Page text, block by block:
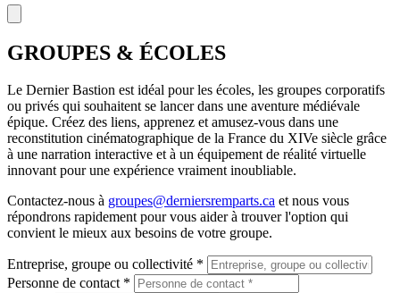
GROUPES & ÉCOLES
Le Dernier Bastion est idéal pour les écoles, les groupes corporatifs
ou privés qui souhaitent se lancer dans une aventure médiévale
épique. Créez des liens, apprenez et amusez-vous dans une
reconstitution cinématographique de la France du XIVe siècle grâce
à une narration interactive et à un équipement de réalité virtuelle
innovant pour une expérience vraiment inoubliable.
Contactez-nous à groupes@derniersremparts.ca et nous vous
répondrons rapidement pour vous aider à trouver l'option qui
convient le mieux aux besoins de votre groupe.
Entreprise, groupe ou collectivité *
Personne de contact *